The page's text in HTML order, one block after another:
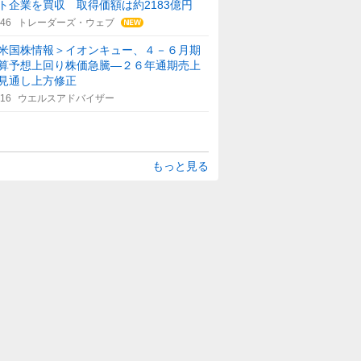
企業を買収 取得価額は約2183億円
トレーダーズ・ウェブ
国株情報＞イオンキュー、４－６月期
予想上回り株価急騰―２６年通期売上
通し上方修正
ウエルスアドバイザー
もっと見る